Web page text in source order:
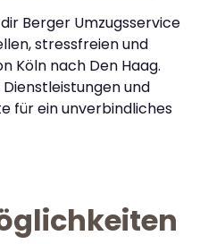
Berger Umzugsservice
stressfreien und
Köln nach Den Haag.
und
für ein unverbindliches